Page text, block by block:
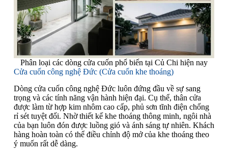
Phân loại các dòng cửa cuốn phổ biến tại Củ Chi hiện nay
Cửa cuốn công nghệ Đức (Cửa cuốn khe thoáng)
Dòng cửa cuốn công nghệ Đức luôn đứng đầu về sự sang
trọng và các tính năng vận hành hiện đại. Cụ thể, thân cửa
được làm từ hợp kim nhôm cao cấp, phủ sơn tĩnh điện chống
rỉ sét tuyệt đối. Nhờ thiết kế khe thoáng thông minh, ngôi nhà
của bạn luôn đón được luồng gió và ánh sáng tự nhiên. Khách
hàng hoàn toàn có thể điều chỉnh độ mở của khe thoáng theo
ý muốn rất dễ dàng.